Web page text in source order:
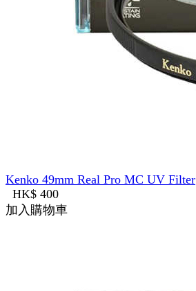
Kenko 49mm Real Pro MC UV Filter
HK$ 400
加入購物車